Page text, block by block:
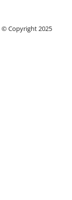
© Copyright 2025